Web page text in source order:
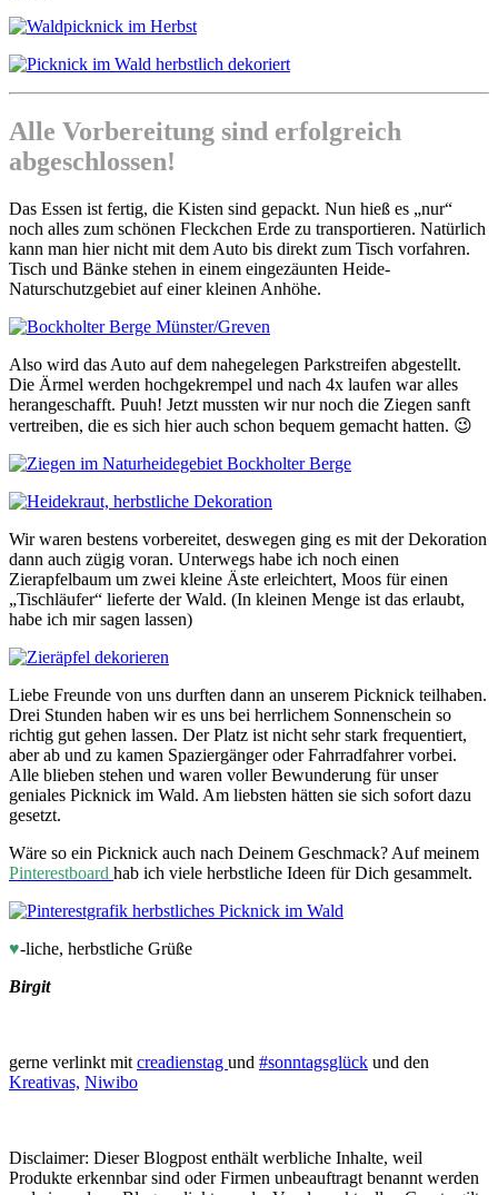
Alle Vorbereitung sind erfolgreich
abgeschlossen!
Das Essen ist fertig, die Kisten sind gepackt. Nun hieß es „nur“
noch alles zum schönen Fleckchen Erde zu transportieren. Natürlich
kann man hier nicht mit dem Auto bis direkt zum Tisch vorfahren.
Tisch und Bänke stehen in einem eingezäunten Heide-
Naturschutzgebiet auf einer kleinen Anhöhe.
Also wird das Auto auf dem nahegelegen Parkstreifen abgestellt.
Die Ärmel werden hochgekrempel und nach 4x laufen war alles
herangeschafft. Puuh! Jetzt mussten wir nur noch die Ziegen sanft
vertreiben, die es sich hier auch schon bequem gemacht hatten. 😉
Wir waren bestens vorbereitet, deswegen ging es mit der Dekoration
dann auch zügig voran. Unterwegs habe ich noch einen
Zierapfelbaum um zwei kleine Äste erleichtert, Moos für einen
„Tischläufer“ lieferte der Wald. (In kleinen Menge ist das erlaubt,
habe ich mir sagen lassen)
Liebe Freunde von uns durften dann an unserem Picknick teilhaben.
Drei Stunden haben wir es uns bei herrlichem Sonnenschein so
richtig gut gehen lassen. Der Platz ist nicht sehr stark frequentiert,
aber ab und zu kamen Spaziergänger oder Fahrradfahrer vorbei.
Alle blieben stehen und waren voller Bewunderung für unser
geniales Picknick im Wald. Am liebsten hätten sie sich sofort dazu
gesetzt.
Wäre so ein Picknick auch nach Deinem Geschmack? Auf meinem
Pinterestboard hab ich viele herbstliche Ideen für Dich gesammelt.
♥-liche, herbstliche Grüße
Birgit
gerne verlinkt mit creadienstag und #sonntagsglück und den
Kreativas, Niwibo
Disclaimer: Dieser Blogpost enthält werbliche Inhalte, weil
Produkte erkennbar sind oder Firmen unbeauftragt benannt werden